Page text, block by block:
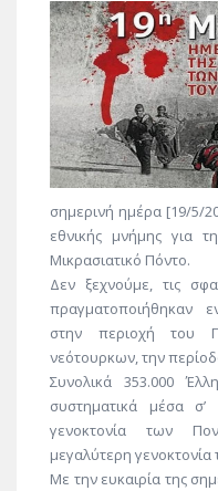
σημερινή ημέρα [19/5/
εθνικής μνήμης για
Μικρασιατικό Πόντο.
Δεν ξεχνούμε, τις
πραγματοποιήθηκαν
στην περιοχή του
νεότουρκων, την
Συνολικά 353.000
συστηματικά μέσα
γενοκτονία των
μεγαλύτερη γενοκτονία
Με την ευκαιρία της